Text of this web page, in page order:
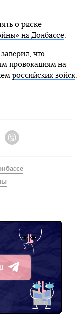
о риске
на Донбассе.
что
провокациям на
российских войск.